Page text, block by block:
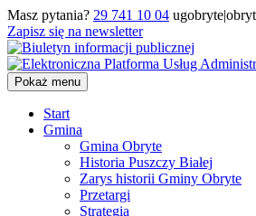
Masz pytania? 29 741 10 04
Zapisz się na newsletter
Pokaż menu
Start
Gmina
Gmina Obryte
Historia Puszczy Białej
Zarys historii Gminy Obryte
Przetargi
Strategia